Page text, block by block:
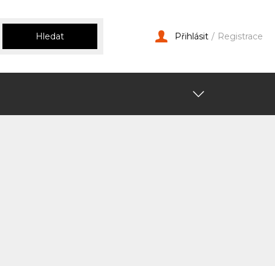
Hledat Přihlásit / Registrace